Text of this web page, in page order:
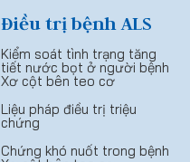
Điều trị bệnh ALS
Kiểm soát tình trạng tăng
tiết nước bọt ở người bệnh
Xơ cột bên teo cơ
Liệu pháp điều trị triệu
chứng
Chứng khó nuốt trong bệnh